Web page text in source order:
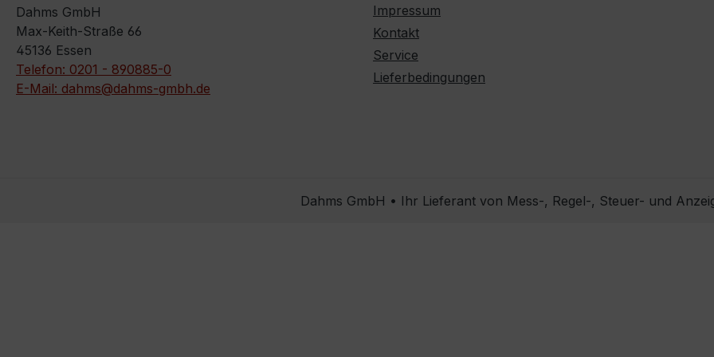
Dahms GmbH
Max-Keith-Straße 66
45136 Essen
Telefon: 0201 - 890885-0
E-Mail: dahms@dahms-gmbh.de
Impressum
Kontakt
Service
Lieferbedingungen
Dahms GmbH • Ihr Lieferant von Mess-, Regel-, Steuer- und